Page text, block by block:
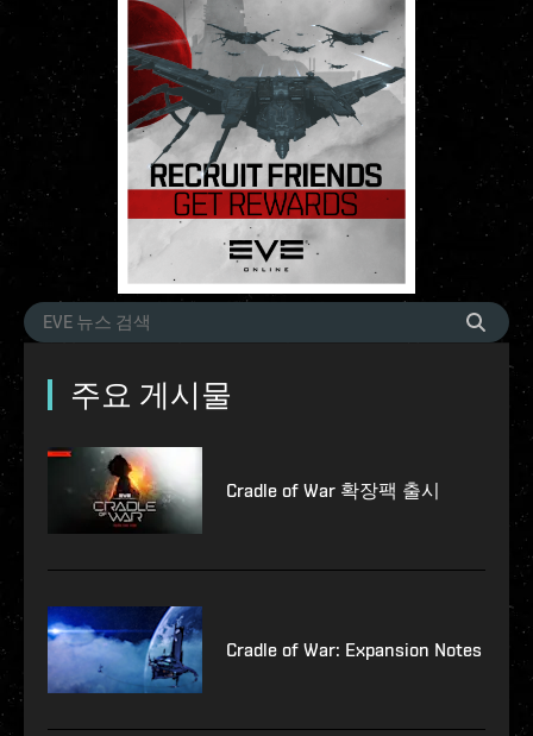
주요 게시물
Cradle of War 확장팩 출시
Cradle of War: Expansion Notes